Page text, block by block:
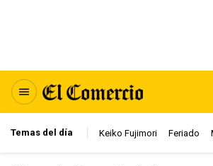
Temas del día Keiko Fujimori Feriado